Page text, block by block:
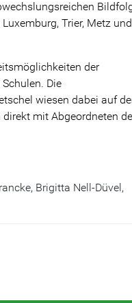
Trier, Metz und
der
Die
wiesen dabei auf
mit Abgeordneten
Brigitta Nell-Düvel,